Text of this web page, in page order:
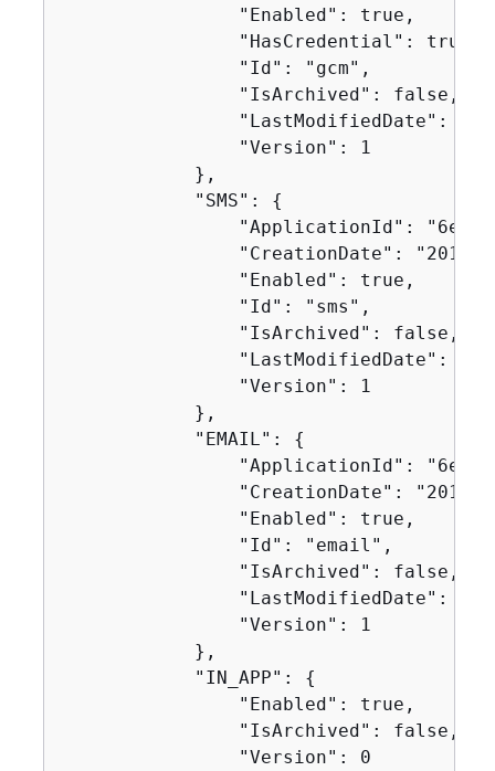
                "Enabled": true,
                "HasCredential": true,
                "Id": "gcm",
                "IsArchived": false,
"LastModifiedDate":
                "Version": 1
            },
            "SMS":
{
"ApplicationId":
"CreationDate": "2019-
                "Enabled": true,
                "Id": "sms",
                "IsArchived": false,
"LastModifiedDate":
                "Version": 1
            },
            "EMAIL":
{
"ApplicationId":
"CreationDate": "2019-
                "Enabled": true,
                "Id": "email",
                "IsArchived": false,
"LastModifiedDate":
                "Version": 1
            },
            "IN_APP":
{
                "Enabled": true,
                "IsArchived": false,
                "Version": 0